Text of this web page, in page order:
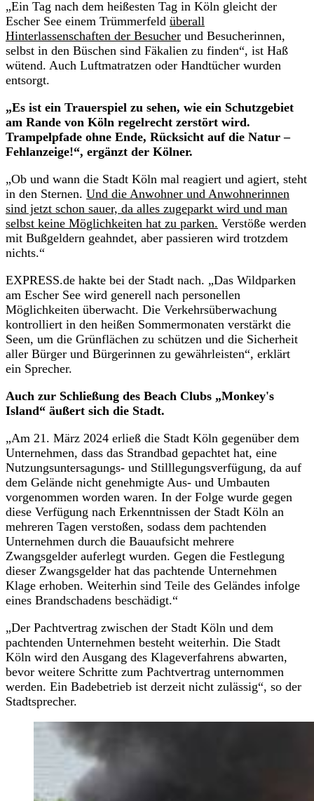
„Ein Tag nach dem heißesten Tag in Köln gleicht der
Escher See einem Trümmerfeld überall
Hinterlassenschaften der Besucher und Besucherinnen,
selbst in den Büschen sind Fäkalien zu finden“, ist Haß
wütend. Auch Luftmatratzen oder Handtücher wurden
entsorgt.
„Es ist ein Trauerspiel zu sehen, wie ein Schutzgebiet
am Rande von Köln regelrecht zerstört wird.
Trampelpfade ohne Ende, Rücksicht auf die Natur –
Fehlanzeige!“, ergänzt der Kölner.
„Ob und wann die Stadt Köln mal reagiert und agiert, steht
in den Sternen. Und die Anwohner und Anwohnerinnen
sind jetzt schon sauer, da alles zugeparkt wird und man
selbst keine Möglichkeiten hat zu parken. Verstöße werden
mit Bußgeldern geahndet, aber passieren wird trotzdem
nichts.“
EXPRESS.de hakte bei der Stadt nach. „Das Wildparken
am Escher See wird generell nach personellen
Möglichkeiten überwacht. Die Verkehrsüberwachung
kontrolliert in den heißen Sommermonaten verstärkt die
Seen, um die Grünflächen zu schützen und die Sicherheit
aller Bürger und Bürgerinnen zu gewährleisten“, erklärt
ein Sprecher.
Auch zur Schließung des Beach Clubs „Monkey's
Island“ äußert sich die Stadt.
„Am 21. März 2024 erließ die Stadt Köln gegenüber dem
Unternehmen, dass das Strandbad gepachtet hat, eine
Nutzungsuntersagungs- und Stilllegungsverfügung, da auf
dem Gelände nicht genehmigte Aus- und Umbauten
vorgenommen worden waren. In der Folge wurde gegen
diese Verfügung nach Erkenntnissen der Stadt Köln an
mehreren Tagen verstoßen, sodass dem pachtenden
Unternehmen durch die Bauaufsicht mehrere
Zwangsgelder auferlegt wurden. Gegen die Festlegung
dieser Zwangsgelder hat das pachtende Unternehmen
Klage erhoben. Weiterhin sind Teile des Geländes infolge
eines Brandschadens beschädigt.“
„Der Pachtvertrag zwischen der Stadt Köln und dem
pachtenden Unternehmen besteht weiterhin. Die Stadt
Köln wird den Ausgang des Klageverfahrens abwarten,
bevor weitere Schritte zum Pachtvertrag unternommen
werden. Ein Badebetrieb ist derzeit nicht zulässig“, so der
Stadtsprecher.